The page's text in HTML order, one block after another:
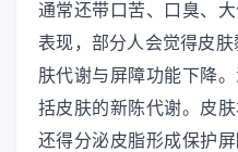
通常还带口苦、口臭、
表现，部分人会觉得皮
肤代谢与屏障功能下降
括皮肤的新陈代谢。皮
还得分泌皮脂形成保护